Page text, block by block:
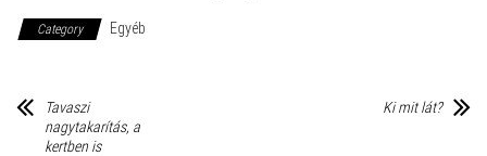
Category Egyéb
Tavaszi
nagytakarítás, a
kertben is
Ki mit lát?